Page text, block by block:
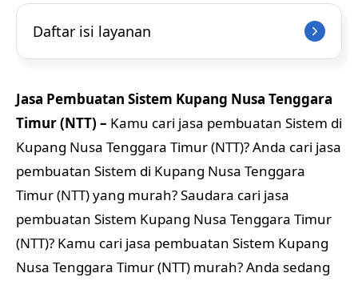
Daftar isi layanan
Jasa Pembuatan Sistem Kupang Nusa Tenggara
Timur (NTT) – Kamu cari jasa pembuatan Sistem di
Kupang Nusa Tenggara Timur (NTT)? Anda cari jasa
pembuatan Sistem di Kupang Nusa Tenggara
Timur (NTT) yang murah? Saudara cari jasa
pembuatan Sistem Kupang Nusa Tenggara Timur
(NTT)? Kamu cari jasa pembuatan Sistem Kupang
Nusa Tenggara Timur (NTT) murah? Anda sedang